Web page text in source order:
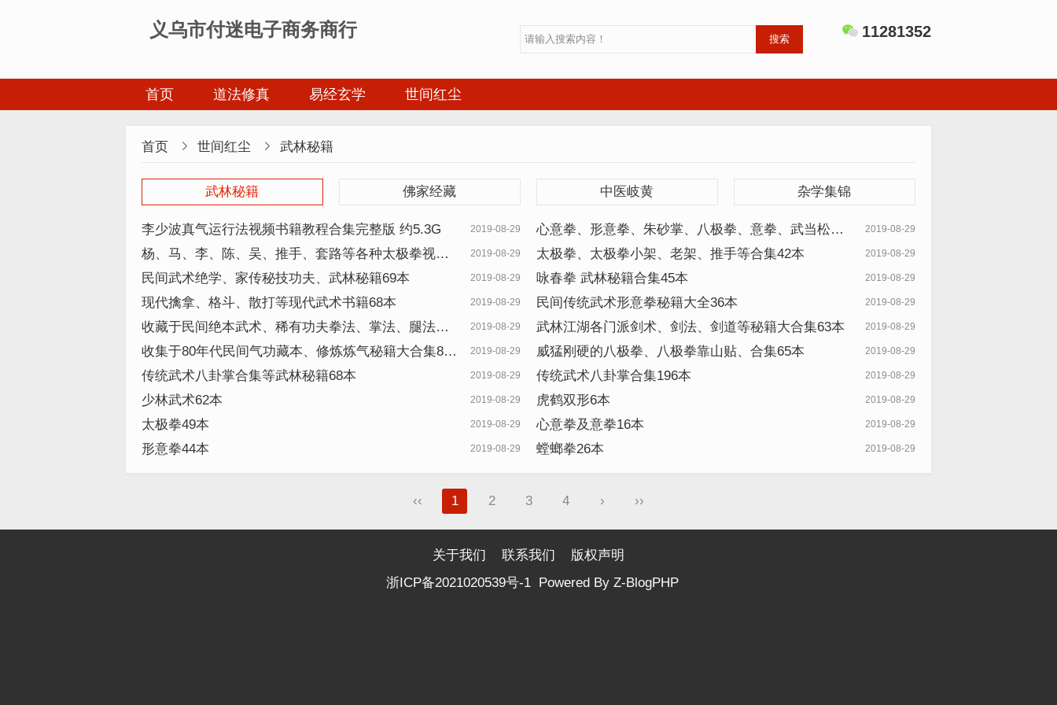
义乌市付迷电子商务商行 11281352
搜索
首页 道法修真 易经玄学 世间红尘
首页  世间红尘  武林秘籍
武林秘籍 佛家经藏 中医岐黄 杂学集锦
李少波真气运行法视频书籍教程合集完整版 约5.3G 2019-08-29
心意拳、形意拳、朱砂掌、八极拳、意拳、武当松
溪、少林、等传统武术视频16G
2019-08-29
杨、马、李、陈、吴、推手、套路等各种太极拳视频
91G
2019-08-29 太极拳、太极拳小架、老架、推手等合集42本 2019-08-29
民间武术绝学、家传秘技功夫、武林秘籍69本 2019-08-29 咏春拳 武林秘籍合集45本 2019-08-29
现代擒拿、格斗、散打等现代武术书籍68本 2019-08-29 民间传统武术形意拳秘籍大全36本 2019-08-29
收藏于民间绝本武术、稀有功夫拳法、掌法、腿法、
器械技法等合集282本
2019-08-29 武林江湖各门派剑术、剑法、剑道等秘籍大合集63本 2019-08-29
收集于80年代民间气功藏本、修炼炼气秘籍大合集81
本
2019-08-29 威猛刚硬的八极拳、八极拳靠山贴、合集65本 2019-08-29
传统武术八卦掌合集等武林秘籍68本 2019-08-29 传统武术八卦掌合集196本 2019-08-29
少林武术62本 2019-08-29 虎鹤双形6本 2019-08-29
太极拳49本 2019-08-29 心意拳及意拳16本 2019-08-29
形意拳44本 2019-08-29 螳螂拳26本 2019-08-29
‹‹ 1 2 3 4 › ››
关于我们 联系我们
版权声明
浙ICP备2021020539号-1 Powered By Z-BlogPHP